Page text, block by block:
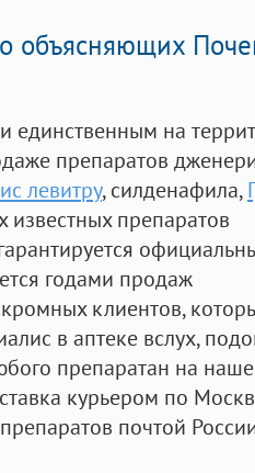
объясняющих
на
препаратов
левитру, силденафила,
известных препаратов
годами продаж
клиентов,
в аптеке вслух,
препаратан на
курьером по
почтой